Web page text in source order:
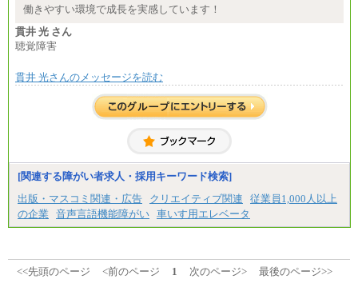
※詳細はJTBキャリアサイトよりご確認ください。
総合職 月給220,000～230,000円＋地域間調整給
整給
※詳細はJTBキャリアサイトよりご確認ください。
■(株)JTBコミュニケーションデザイン
総合職 月給230,000円
みなし残業手当：20,000円（一律支給）※みなし
残業手当の残業時間は10.43時間。
間に応じて、時間外手当等を支給。
エリアサポート職 月給188,000円
■（株）JTBグローバルマーケティング＆トラベル
働きやすい環境で成長を実感しています！
貫井 光 さん
聴覚障害
貫井 光さんのメッセージを読む
[関連する障がい者求人・採用キーワード検索]
出版・マスコミ関連・広告
クリエイティブ関連
従業員1,000人以上
の企業
音声言語機能障がい 車いす用エレベータ
<<先頭のページ <前のページ 1 次のページ> 最後のページ>>